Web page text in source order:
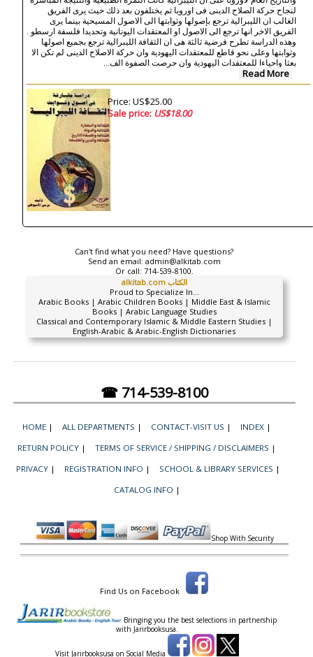
لنجاح حركة الصلاح الدينى فى اوروبا ثم يختلفون بعد ذلك حيث يرى الفريق
الغالب ان الليبرالية ترجع بإصولها وثوابتها الى الاصول المسيحية بينما يرى
الفريق الاخر انها ترجع الى الاصول او المعتقدات اليونانية وتحديدا فلسفة ارسطو .
وهذه الدراسة تطرح فرضية ثالثة هى ان الثقافة الليبرالية ترجع بجميع اصولها
وثوابتها وعلى نحو قاطع للمعتقدات اليهودية وان حركة الاصلاح الدينى لم تكن الا
بعثا واحياءا للمعتقدات اليهودية وان حرصت الصفوة الف...
Read More
Price: US$25.00
Sale price: US$18.00
Can't find what you need? Have questions?
Send an email: admin@alkitab.com
Or call: 714-539-8100.
alkitab.com الكتاب
Proud to Specialize In...
Arabic Books | Arabic Children Books | Middle East & Islamic
Books | Arabic Language Studies
Classical and Contemporary Islamic & Middle Eastern Studies |
English-Arabic & Arabic-English Dictionaries
☎ 714-539-8100
HOME | ALL DEPARTMENTS | CONTACT-VISIT US | INDEX |
RETURN POLICY | TERMS OF SERVICE / SHIPPING / DISCLAIMERS |
PRIVACY | REGISTRATION INFO | SCHOOL & LIBRARY SERVICES |
CATALOG INFO |
Shop With Security
Find Us on Facebook
Bringing you the best selections in partnership
with Jarirbooksusa.
Visit Jarirbooksusa on Social Media